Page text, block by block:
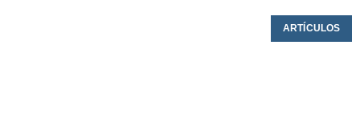
ARTÍCULOS